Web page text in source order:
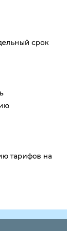
срок
тарифов на